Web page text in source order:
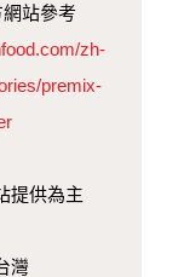
站參考
zh-
premix-
提供為主
灣